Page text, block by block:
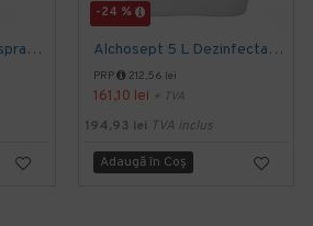
Dezinfectant Virucid spray pentru maini si tegumente 1000 ml Alchosept Avizat MS
-24 %
Alchosept 5 L Dezinfectant de maini si tegumente pe baza de alcool 85%
PRP 212,56 lei
161,10 lei + TVA
194,93 lei TVA inclus
Adaugă în Coş